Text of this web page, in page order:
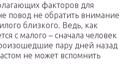
факторов для
повод не обратить внимание
близкого. Ведь, как
с малого – сначала человек
пару дней назад
не может вспомнить